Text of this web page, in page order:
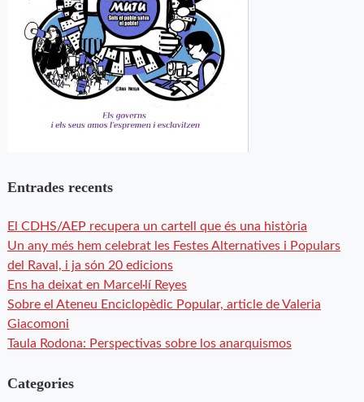
Entrades recents
El CDHS/AEP recupera un cartell que és una història
Un any més hem celebrat les Festes Alternatives i Populars
del Raval, i ja són 20 edicions
Ens ha deixat en Marcel·lí Reyes
Sobre el Ateneu Enciclopèdic Popular, article de Valeria
Giacomoni
Taula Rodona: Perspectivas sobre los anarquismos
Categories